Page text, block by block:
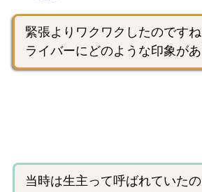
緊張よりワクワクしたのです
ライバーにどのような印象が
当時は生主って呼ばれていた